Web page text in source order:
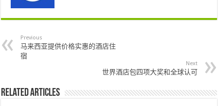
Previous
马来西亚提供价格实惠的酒店住
宿
Next
世界酒店包四项大奖和全球认可
Related Articles